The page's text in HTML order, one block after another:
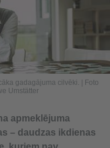
gadagājuma cilvēki.
Foto
Umstätter
apmeklējuma
– daudzas ikdienas